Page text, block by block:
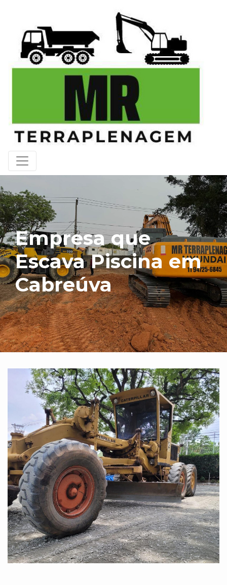
Empresa que
Escava Piscina em
Cabreúva